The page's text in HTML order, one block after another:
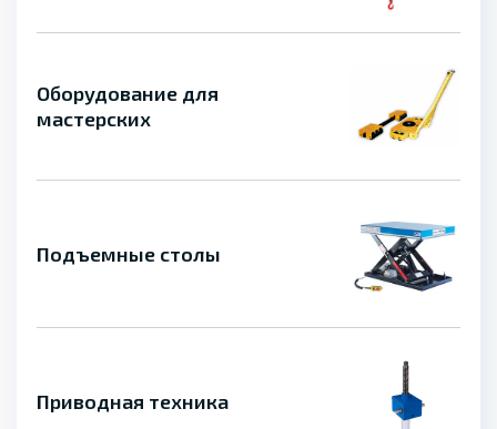
Оборудование для
мастерских
Подъемные столы
Приводная техника